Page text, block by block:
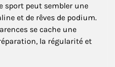
sport peut sembler une
et de rêves de podium.
se cache une
la régularité et